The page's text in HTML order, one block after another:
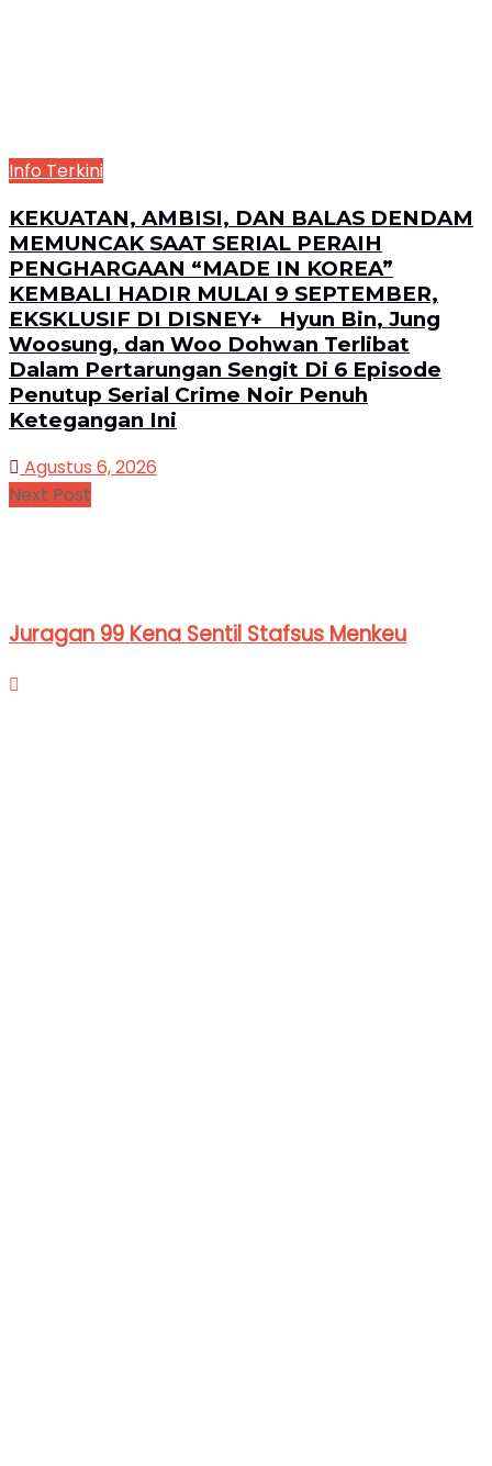
Info Terkini
KEKUATAN, AMBISI, DAN BALAS DENDAM
MEMUNCAK SAAT SERIAL PERAIH
PENGHARGAAN “MADE IN KOREA”
KEMBALI HADIR MULAI 9 SEPTEMBER,
EKSKLUSIF DI DISNEY+ Hyun Bin, Jung
Woosung, dan Woo Dohwan Terlibat
Dalam Pertarungan Sengit Di 6 Episode
Penutup Serial Crime Noir Penuh
Ketegangan Ini
Agustus 6, 2026
Next Post
Juragan 99 Kena Sentil Stafsus Menkeu